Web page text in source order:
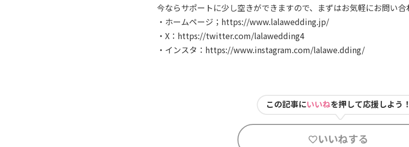
今ならサポートに少し空きができますので、まずはお気軽にお問い
・ホームページ；https://www.lalawedding.jp/
・X：https://twitter.com/lalawedding4
・インスタ：https://www.instagram.com/lalawe.dding/
この記事にいいねを押して応援しよう！
いいねする